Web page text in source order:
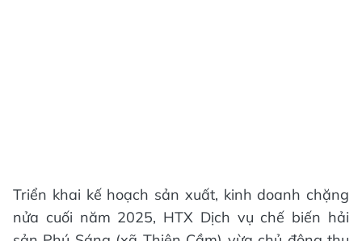
Triển khai kế hoạch sản xuất, kinh doanh chặng
nửa cuối năm 2025, HTX Dịch vụ chế biến hải